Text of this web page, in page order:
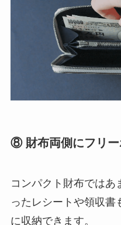
⑧ 財布両側にフリー
コンパクト財布ではあ
ったレシートや領収書
に収納できます。